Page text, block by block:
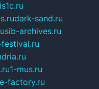
dark-sand.ru
sib-archives.ru
1-mus.ru
factory.ru